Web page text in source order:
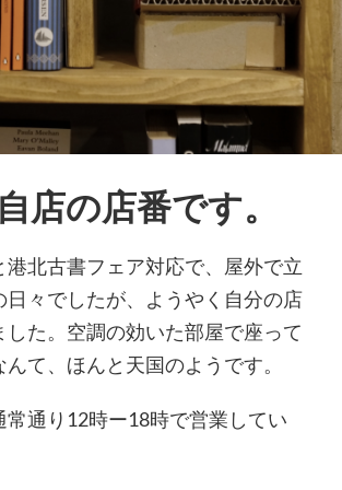
店の店番です。
港北古書フェア対応で、屋外で立
日々でしたが、ようやく自分の店
した。空調の効いた部屋で座って
て、ほんと天国のようです。
常通り12時ー18時で営業してい